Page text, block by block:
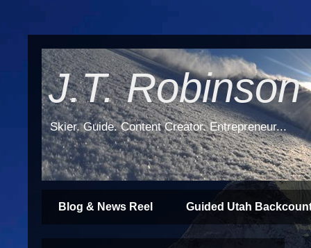
J.T. Robinson
Skier. Guide. Content Creator. Entrepreneur...
Blog & News Reel Guided Utah